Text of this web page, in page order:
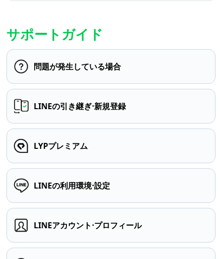
サポートガイド
問題が発生している場合
LINEの引き継ぎ⋅新規登録
LYPプレミアム
LINEの利用環境⋅設定
LINEアカウント⋅プロフィール